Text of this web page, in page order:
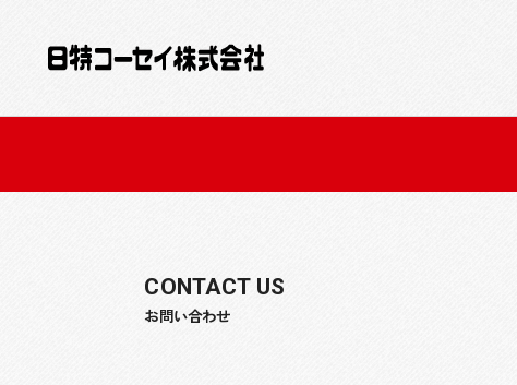
お問い合わせ
CONTACT US